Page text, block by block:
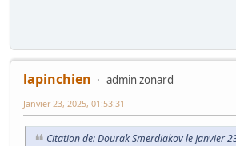
lapinchien
admin zonard
Janvier 23, 2025, 01:53:31
Citation de: Dourak Smerdiakov le Janvier